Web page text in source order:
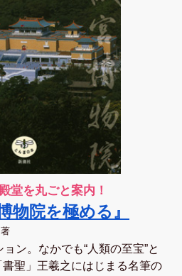
堂を丸ごと案内！
物院を極める』
ン。なかでも“人類の至宝”と
聖」王羲之にはじまる名筆の